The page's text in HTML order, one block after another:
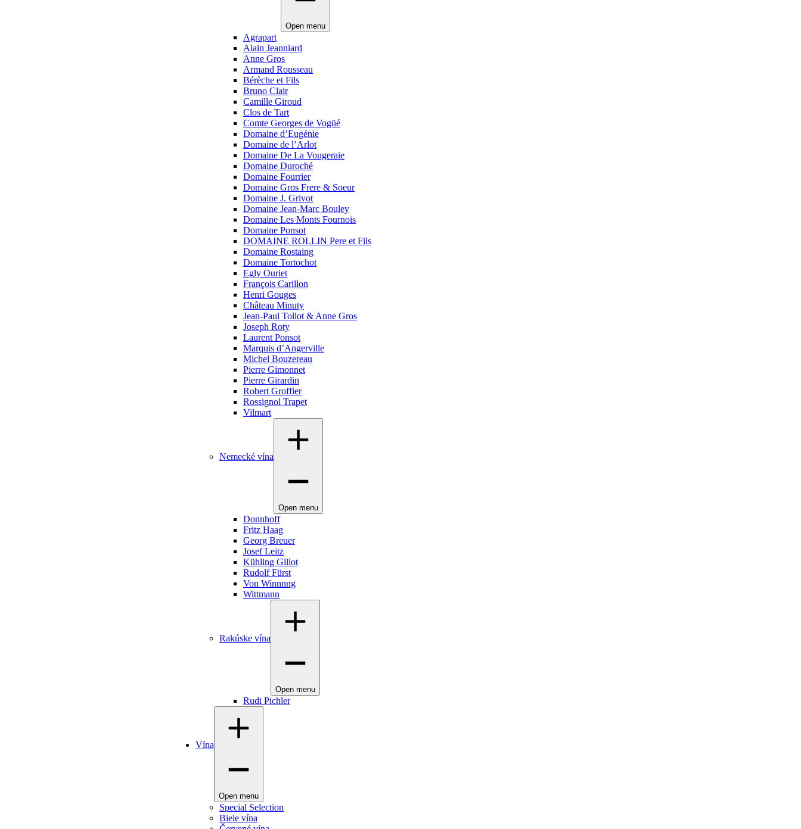
Open menu
Agrapart
Alain Jeanniard
Anne Gros
Armand Rousseau
Bérèche et Fils
Bruno Clair
Camille Giroud
Clos de Tart
Comte Georges de Vogüé
Domaine d’Eugénie
Domaine de l’Arlot
Domaine De La Vougeraie
Domaine Duroché
Domaine Fourrier
Domaine Gros Frere & Soeur
Domaine J. Grivot
Domaine Jean-Marc Bouley
Domaine Les Monts Fournois
Domaine Ponsot
DOMAINE ROLLIN Pere et Fils
Domaine Rostaing
Domaine Tortochot
Egly Ouriet
François Carillon
Henri Gouges
Château Minuty
Jean-Paul Tollot & Anne Gros
Joseph Roty
Laurent Ponsot
Marquis d’Angerville
Michel Bouzereau
Pierre Gimonnet
Pierre Girardin
Robert Groffier
Rossignol Trapet
Vilmart
Nemecké vína
Open menu
Donnhoff
Fritz Haag
Georg Breuer
Josef Leitz
Kühling Gillot
Rudolf Fürst
Von Winnnng
Wittmann
Rakúske vína
Open menu
Rudi Pichler
Vína
Open menu
Special Selection
Biele vína